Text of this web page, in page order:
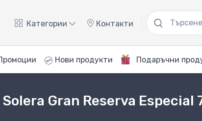
Категории Контакти
Нови продукти Подаръчни
Gran Reserva Especial